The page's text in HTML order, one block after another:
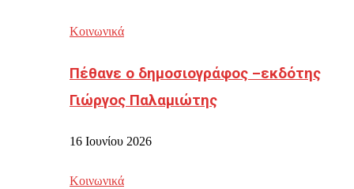
Κοινωνικά
Πέθανε ο δημοσιογράφος –εκδότης
Γιώργος Παλαμιώτης
16 Ιουνίου 2026
Κοινωνικά